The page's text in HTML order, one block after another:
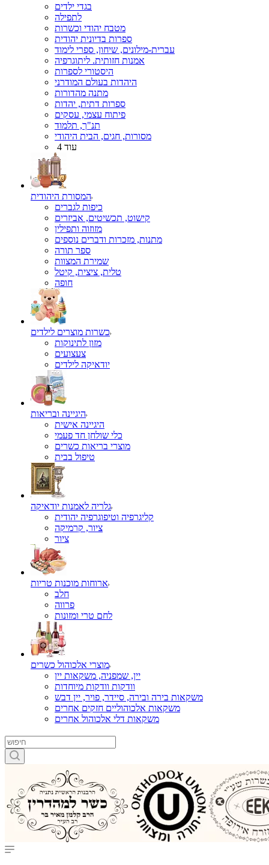
בגדי ילדים
לתפילה
מטבח יהודי וכשרות
ספרות בדיונית יהודית
עברית-מילונים, שיחון, ספרי לימוד
אמנות חזותית. ליתוגרפיה
היסטורי לספרות
היהדות בעולם המודרני
מתנה מהדורות
ספרות דתית, יהדות
פיתוח עצמי, עסקים
תנ"ך, תלמוד
מסורות, חגים, הבית היהודי
עוד 4
המסורת היהודית
כיפות לגברים
קישוט, תכשיטים, אביזרים
מזוזוה ותפילין
מתנות, מזכרות ודברים נוספים
ספר תורה
שמירת המצוות
טלית, ציצית, קיטל
כשרות מוצרים לילדים
מזון לתינוקות
צעצועים
יודאיקה לילדים
היגיינה ובריאות
היגיינה אישית
כלי שולחן חד פעמי
מוצרי בריאות כשרים
טיפול בבית
גלריה לאמנות יודאיקה
קליגרפיה וטיפוגרפיה יהודית
ציור, קרמיקה
ציור
ארוחות מוכנות טריות
חלב
פרווה
לחם טרי ומזונות
מוצרי אלכוהול כשרים
יין, שמפניה, משקאות יין
וודקות וודקות מיוחדות
משקאות בירה ובירה, סיידר, פויר, יין דבש
משקאות אלכוהוליים חזקים אחרים
משקאות דלי אלכוהול אחרים